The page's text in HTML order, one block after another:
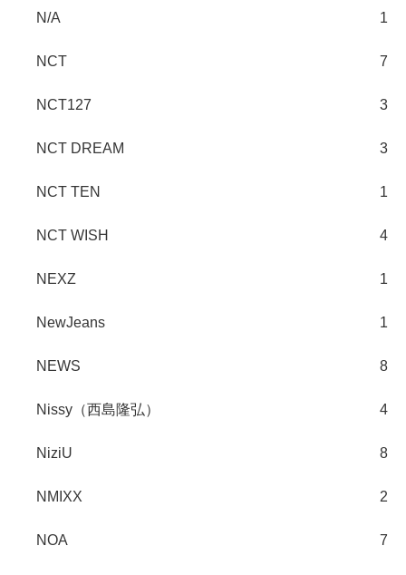
N/A 1
NCT 7
NCT127 3
NCT DREAM 3
NCT TEN 1
NCT WISH 4
NEXZ 1
NewJeans 1
NEWS 8
Nissy（西島隆弘） 4
NiziU 8
NMIXX 2
NOA 7